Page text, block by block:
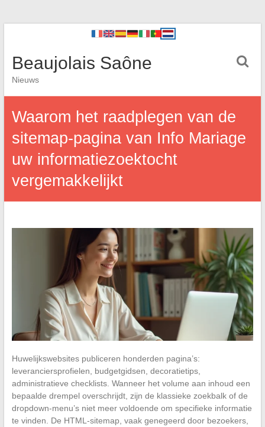
Beaujolais Saône
Nieuws
Waarom het raadplegen van de
sitemap-pagina van Info Mariage
uw informatiezoektocht
vergemakkelijkt
Huwelijkswebsites publiceren honderden pagina’s:
leveranciersprofielen, budgetgidsen, decoratietips,
administratieve checklists. Wanneer het volume aan inhoud een
bepaalde drempel overschrijdt, zijn de klassieke zoekbalk of de
dropdown-menu’s niet meer voldoende om specifieke informatie
te vinden. De HTML-sitemap, vaak genegeerd door bezoekers,